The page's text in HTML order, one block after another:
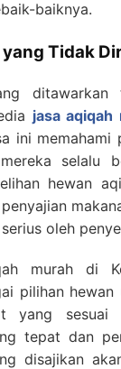
baiknya.
Tidak
ditawarkan
jasa aqiqah
ini
selalu
hewan
oleh
murah di
pilihan
yang sesuai
tepat dan
disajikan